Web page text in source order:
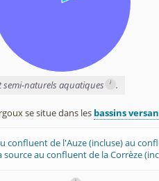
semi-naturels aquatiques i .
se situe dans les bassins
confluent de l'Auze (incluse) au
source au confluent de la Corrèze